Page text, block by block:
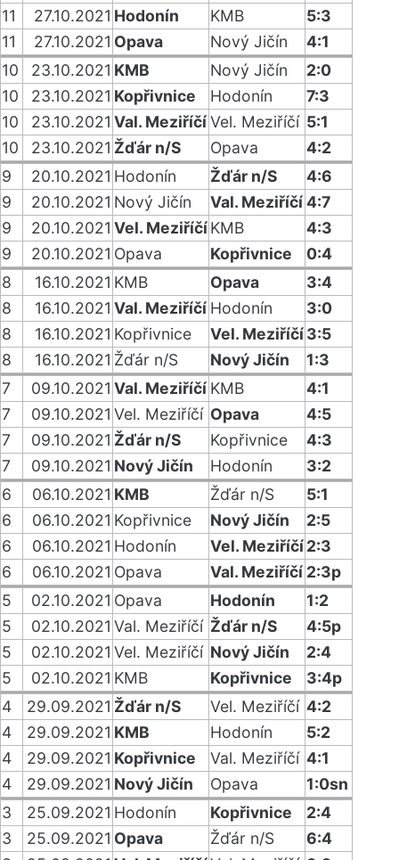
11
27.10.2021 Hodonín KMB
5:3
11
27.10.2021 Opava Nový Jičín
4:1
10
23.10.2021 KMB Nový Jičín
2:0
10
23.10.2021 Kopřivnice Hodonín
7:3
10
23.10.2021 Val. MeziříčíVel. Meziříčí 5:1
10
23.10.2021 Žďár n/S Opava
4:2
9
20.10.2021 Hodonín Žďár n/S
4:6
9
20.10.2021 Nový Jičín Val. Meziříčí4:7
9
20.10.2021 Vel. MeziříčíKMB
4:3
9
20.10.2021 Opava Kopřivnice
0:4
8
16.10.2021 KMB Opava
3:4
8
16.10.2021 Val. Meziříčí Hodonín
3:0
8
16.10.2021 Kopřivnice Vel. Meziříčí3:5
8
16.10.2021 Žďár n/S Nový Jičín
1:3
7
09.10.2021 Val. Meziříčí KMB
4:1
7
09.10.2021 Vel. Meziříčí Opava
4:5
7
09.10.2021 Žďár n/S Kopřivnice
4:3
7
09.10.2021 Nový Jičín Hodonín
3:2
6
06.10.2021 KMB Žďár n/S
5:1
6
06.10.2021 Kopřivnice Nový Jičín
2:5
6
06.10.2021 Hodonín Vel. Meziříčí2:3
6
06.10.2021 Opava Val. Meziříčí 2:3p
5
02.10.2021 Opava Hodonín
1:2
5
02.10.2021 Val. Meziříčí Žďár n/S
4:5p
5
02.10.2021 Vel. Meziříčí Nový Jičín
2:4
5
02.10.2021 KMB Kopřivnice
3:4p
4
29.09.2021 Žďár n/S Vel. Meziříčí 4:2
4
29.09.2021 KMB Hodonín
5:2
4
29.09.2021 Kopřivnice Val. Meziříčí 4:1
4
29.09.2021 Nový Jičín Opava
1:0sn
3
25.09.2021 Hodonín Kopřivnice
2:4
3
25.09.2021 Opava Žďár n/S
6:4